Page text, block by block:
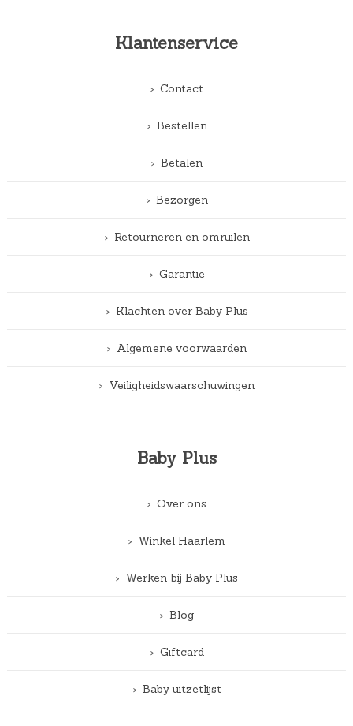
Klantenservice
Contact
Bestellen
Betalen
Bezorgen
Retourneren en omruilen
Garantie
Klachten over Baby Plus
Algemene voorwaarden
Veiligheidswaarschuwingen
Baby Plus
Over ons
Winkel Haarlem
Werken bij Baby Plus
Blog
Giftcard
Baby uitzetlijst